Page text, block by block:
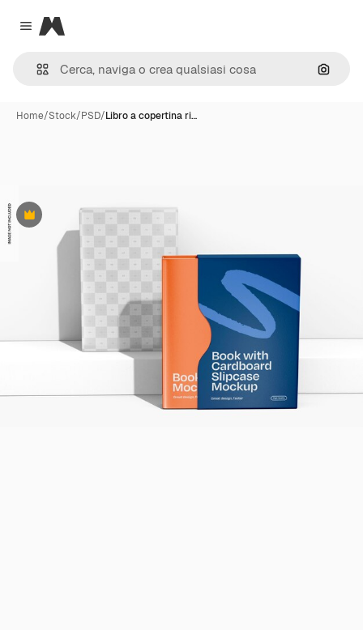
Close menu
Magnific
Cerca
Home/Stock/PSD/Libro a copertina ri…
Premium